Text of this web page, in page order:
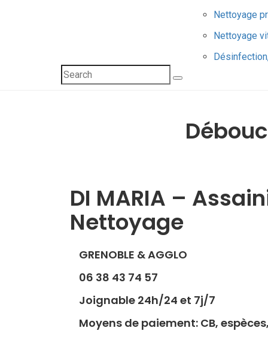
Nettoyage
Nettoyage
DI MARIA –
Nettoyage
GRENOBLE & AGGLO
06 38 43 74 57
Joignable 24h/24 et 7j/7
Moyens de paiement: CB,